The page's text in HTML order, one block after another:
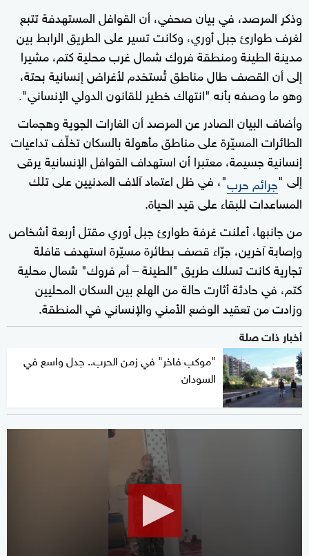
وذكر المرصد، في بيان صحفي، أن القوافل المستهدفة تتبع
لغرف طوارئ جبل أوري، وكانت تسير على الطريق الرابط بين
مدينة الطينة ومنطقة فروك شمال غرب محلية كتم، مشيرا
إلى أن القصف طال مناطق تُستخدم لأغراض إنسانية بحتة،
وهو ما وصفه بأنه "انتهاك خطير للقانون الدولي الإنساني".
وأضاف البيان الصادر عن المرصد أن الغارات الجوية وهجمات
الطائرات المسيّرة على مناطق مأهولة بالسكان تخلّف تداعيات
إنسانية جسيمة، معتبرا أن استهداف القوافل الإنسانية يرقى
إلى "جرائم حرب"، في ظل اعتماد آلاف المدنيين على تلك
المساعدات للبقاء على قيد الحياة.
من جانبها، أعلنت غرفة طوارئ جبل أوري مقتل أربعة أشخاص
وإصابة آخرين، جرّاء قصف بطائرة مسيّرة استهدف قافلة
تجارية كانت تسلك طريق "الطينة – أم فروك" شمال محلية
كتم، في حادثة أثارت حالة من الهلع بين السكان المحليين
وزادت من تعقيد الوضع الأمني والإنساني في المنطقة.
أخبار ذات صلة
"موكب فاخر" في زمن الحرب.. جدل واسع في
السودان